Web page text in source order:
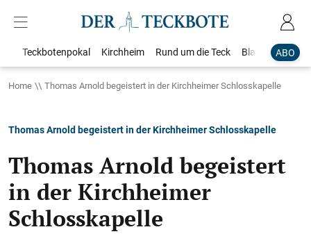
ABO
Teckbotenpokal Kirchheim Rund um die Teck Blaulicht
Home Thomas Arnold begeistert in der Kirchheimer Schlosskapelle
Thomas Arnold begeistert in der Kirchheimer Schlosskapelle
Thomas Arnold begeistert
in der Kirchheimer
Schlosskapelle